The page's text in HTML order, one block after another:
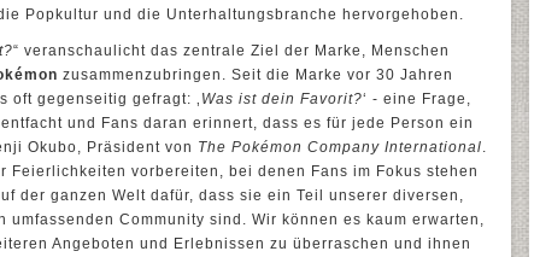
Popkultur und die Unterhaltungsbranche hervorgehoben.
“ veranschaulicht das zentrale Ziel der Marke, Menschen
zusammenzubringen. Seit die Marke vor 30 Jahren
oft gegenseitig gefragt: ‚ Was ist dein Favorit?‘ - eine Frage,
und Fans daran erinnert, dass es für jede Person ein
Okubo, Präsident von The Pokémon Company International.
Feierlichkeiten vorbereiten, bei denen Fans im Fokus stehen
der ganzen Welt dafür, dass sie ein Teil unserer diversen,
Community sind. Wir können es kaum erwarten,
Angeboten und Erlebnissen zu überraschen und ihnen